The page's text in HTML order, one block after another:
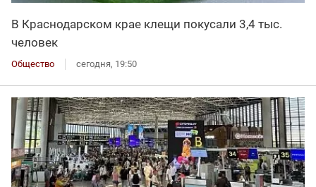
В Краснодарском крае клещи покусали 3,4 тыс.
человек
Общество сегодня, 19:50